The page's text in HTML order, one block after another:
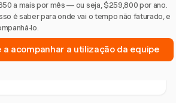
a mais por mês — ou seja, $259,800 por ano.
é saber para onde vai o tempo não faturado, e
lo.
a acompanhar a utilização da equipe